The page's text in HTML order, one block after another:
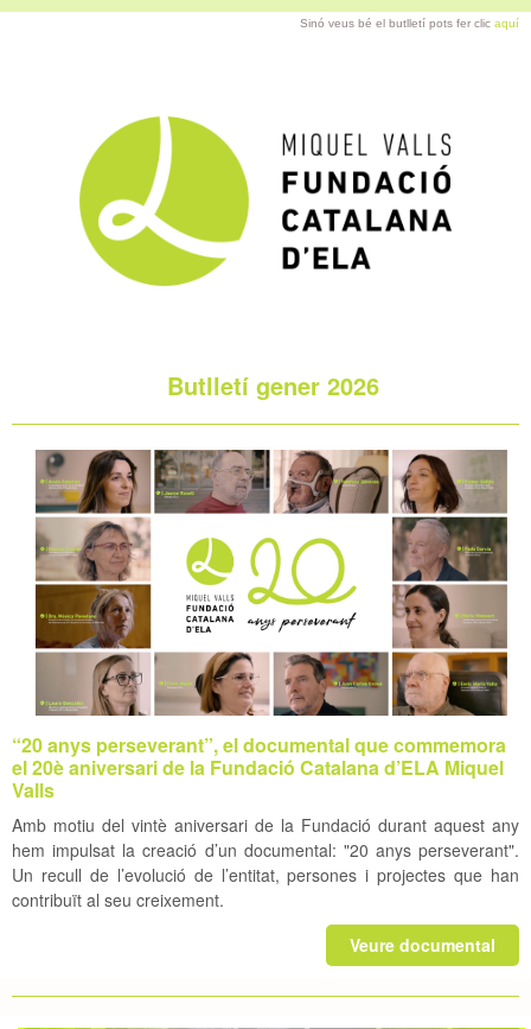
Sinó veus bé el butlletí pots fer clic aquí
Butlletí gener 2026
“20 anys perseverant”, el documental que commemora
el 20è aniversari de la Fundació Catalana d’ELA Miquel
Valls
Amb motiu del vintè aniversari de la Fundació durant aquest any
hem impulsat la creació d’un documental: "20 anys perseverant".
Un recull de l’evolució de l’entitat, persones i projectes que han
contribuït al seu creixement.
Veure documental